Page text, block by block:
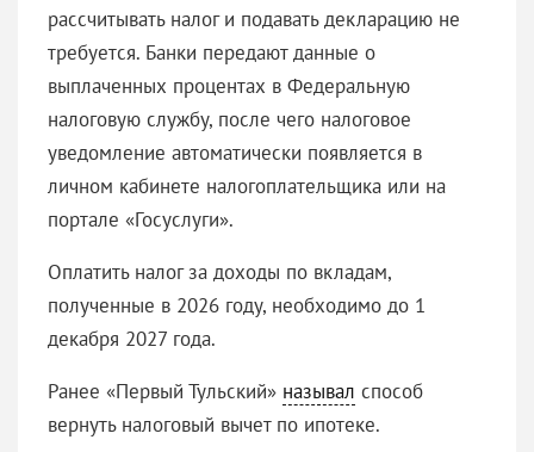
рассчитывать налог и подавать декларацию не
требуется. Банки передают данные о
выплаченных процентах в Федеральную
налоговую службу, после чего налоговое
уведомление автоматически появляется в
личном кабинете налогоплательщика или на
портале «Госуслуги».
Оплатить налог за доходы по вкладам,
полученные в 2026 году, необходимо до 1
декабря 2027 года.
Ранее «Первый Тульский» называл способ
вернуть налоговый вычет по ипотеке.